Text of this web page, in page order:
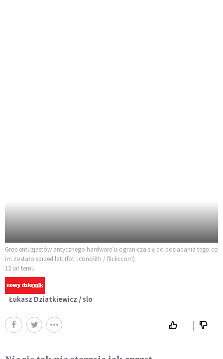
Gros entuzjastów antycznego hardware’u ogranicza się do posiadania tego co
im zostało sprzed lat. (fot. iconolith / flickr.com)
12 lat temu
Łukasz Dziatkiewicz / slo